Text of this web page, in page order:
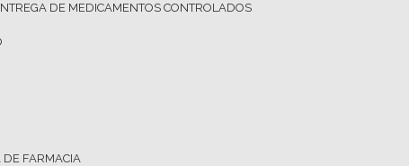
ENTREGA DE MEDICAMENTOS CONTROLADOS
DE FARMACIA